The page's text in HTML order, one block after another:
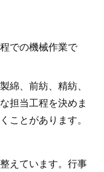
での機械作業で
綿、前紡、精紡、
担当工程を決めま
ことがあります。
えています。行事